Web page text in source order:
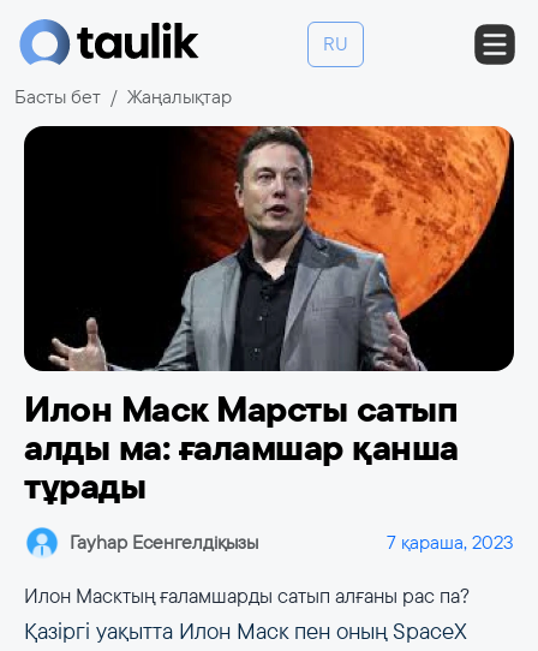
RU
Басты бет Жаңалықтар
Илон Маск Марсты сатып
алды ма: ғаламшар қанша
тұрады
Гауһар Есенгелдіқызы 7 қараша, 2023
Илон Масктың ғаламшарды сатып алғаны рас па?
Қазіргі уақытта Илон Маск пен оның SpaceX